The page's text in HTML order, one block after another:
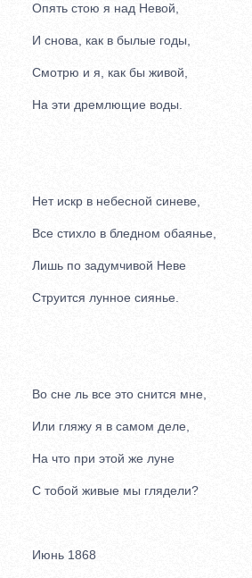
Опять стою я над Невой,
И снова, как в былые годы,
Смотрю и я, как бы живой,
На эти дремлющие воды.
Нет искр в небесной синеве,
Все стихло в бледном обаянье,
Лишь по задумчивой Неве
Струится лунное сиянье.
Во сне ль все это снится мне,
Или гляжу я в самом деле,
На что при этой же луне
С тобой живые мы глядели?
Июнь 1868